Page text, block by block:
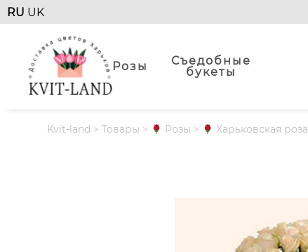
RU UK
Розы
Съедобные
букеты
Kvit-land >Товары > Розы > Харьковская роза